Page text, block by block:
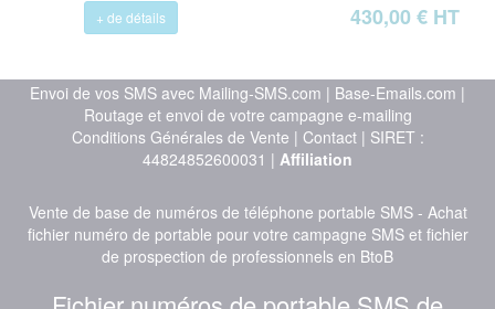
+ de détails 430,00 € HT
Envoi de vos SMS avec Mailing-SMS.com | Base-Emails.com |
Routage et envoi de votre campagne e-mailing
Conditions Générales de Vente | Contact| SIRET :
44824852600031 | Affiliation
Vente de base de numéros de téléphone portable SMS - Achat
fichier numéro de portable pour votre campagne SMS et fichier
de prospection de professionnels en BtoB